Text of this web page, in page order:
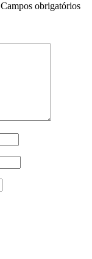
Campos obrigatórios